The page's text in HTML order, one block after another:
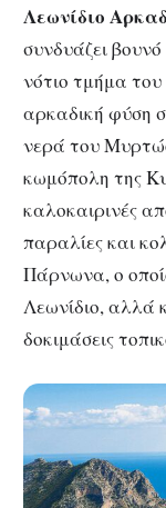
Λεωνίδιο
συνδυάζει
νότιο τμήμα
αρκαδική φύση
νερά του
κωμόπολη της
καλοκαιρινές
παραλίες και
Πάρνωνα, ο
Λεωνίδιο, αλλά
δοκιμάσεις